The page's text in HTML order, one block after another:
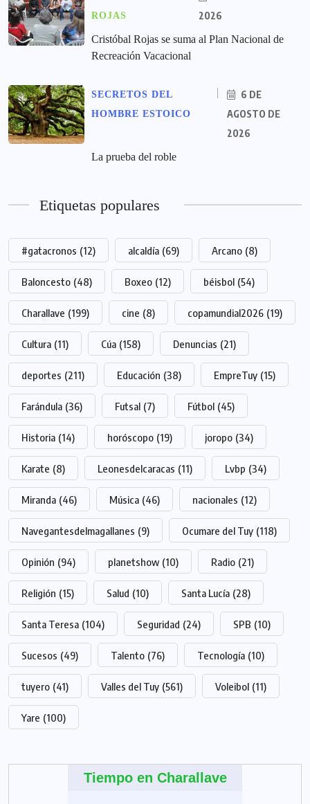
ROJAS
2026
Cristóbal Rojas se suma al Plan Nacional de
Recreación Vacacional
SECRETOS DEL
HOMBRE ESTOICO
6 DE
AGOSTO DE
2026
La prueba del roble
Etiquetas populares
#gatacronos (12) alcaldía (69) Arcano (8)
Baloncesto (48) Boxeo (12) béisbol (54)
Charallave (199) cine (8) copamundial2026 (19)
Cultura (11) Cúa (158) Denuncias (21)
deportes (211) Educación (38) EmpreTuy (15)
Farándula (36) Futsal (7) Fútbol (45)
Historia (14) horóscopo (19) joropo (34)
Karate (8) Leonesdelcaracas (11) Lvbp (34)
Miranda (46) Música (46) nacionales (12)
Navegantesdelmagallanes (9) Ocumare del Tuy (118)
Opinión (94) planetshow (10) Radio (21)
Religión (15) Salud (10) Santa Lucía (28)
Santa Teresa (104) Seguridad (24) SPB (10)
Sucesos (49) Talento (76) Tecnología (10)
tuyero (41) Valles del Tuy (561) Voleibol (11)
Yare (100)
Tiempo en Charallave